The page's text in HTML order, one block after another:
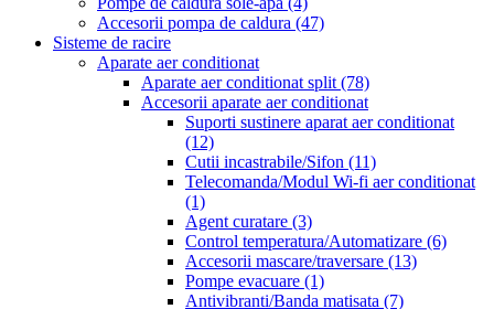
Accesorii pompa de caldura (47)
Sisteme de racire
Aparate aer conditionat
Aparate aer conditionat split (78)
Accesorii aparate aer conditionat
Suporti sustinere aparat aer conditionat
(12)
Cutii incastrabile/Sifon (11)
Telecomanda/Modul Wi-fi aer conditionat
(1)
Agent curatare (3)
Control temperatura/Automatizare (6)
Accesorii mascare/traversare (13)
Pompe evacuare (1)
Antivibranti/Banda matisata (7)